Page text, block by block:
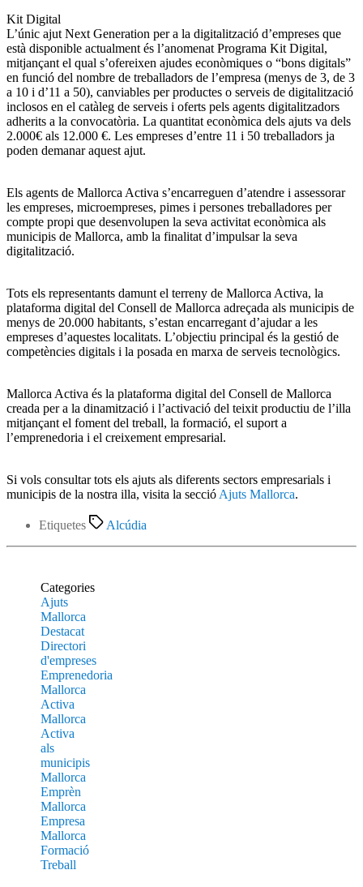
Kit Digital
L’únic ajut Next Generation per a la digitalització d’empreses que
està disponible actualment és l’anomenat Programa Kit Digital,
mitjançant el qual s’ofereixen ajudes econòmiques o “bons digitals”
en funció del nombre de treballadors de l’empresa (menys de 3, de 3
a 10 i d’11 a 50), canviables per productes o serveis de digitalització
inclosos en el catàleg de serveis i oferts pels agents digitalitzadors
adherits a la convocatòria. La quantitat econòmica dels ajuts va dels
2.000€ als 12.000 €. Les empreses d’entre 11 i 50 treballadors ja
poden demanar aquest ajut.
Els agents de Mallorca Activa s’encarreguen d’atendre i assessorar
les empreses, microempreses, pimes i persones treballadores per
compte propi que desenvolupen la seva activitat econòmica als
municipis de Mallorca, amb la finalitat d’impulsar la seva
digitalització.
Tots els representants damunt el terreny de Mallorca Activa, la
plataforma digital del Consell de Mallorca adreçada als municipis de
menys de 20.000 habitants, s’estan encarregant d’ajudar a les
empreses d’aquestes localitats. L’objectiu principal és la gestió de
competències digitals i la posada en marxa de serveis tecnològics.
Mallorca Activa és la plataforma digital del Consell de Mallorca
creada per a la dinamització i l’activació del teixit productiu de l’illa
mitjançant el foment del treball, la formació, el suport a
l’emprenedoria i el creixement empresarial.
Si vols consultar tots els ajuts als diferents sectors empresarials i
municipis de la nostra illa, visita la secció Ajuts Mallorca.
Etiquetes Alcúdia
Categories
Ajuts
Mallorca
Destacat
Directori
d'empreses
Emprenedoria
Mallorca
Activa
Mallorca
Activa
als
municipis
Mallorca
Emprèn
Mallorca
Empresa
Mallorca
Formació
Treball